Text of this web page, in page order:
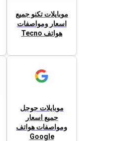
موبايلات تكنو جميع
اسعار ومواصفات
هواتف Tecno
موبايلات جوجل
جميع اسعار
ومواصفات هواتف
Google